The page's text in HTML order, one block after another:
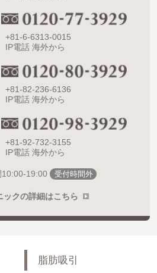
+81-6-6313-0015
IP電話 海外から
+81-82-236-6136
IP電話 海外から
+81-92-732-3155
IP電話 海外から
10:00-19:00 受付時間外
ックの詳細はこちら
脂肪吸引